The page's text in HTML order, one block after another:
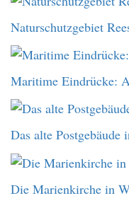
Naturschutzgebiet
Maritime Eindrücke:
Das alte Postgebäude
Die Marienkirche in